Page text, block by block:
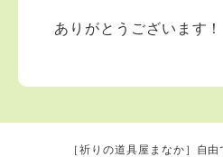
ありがとうございます！
［祈りの道具屋まなか］自